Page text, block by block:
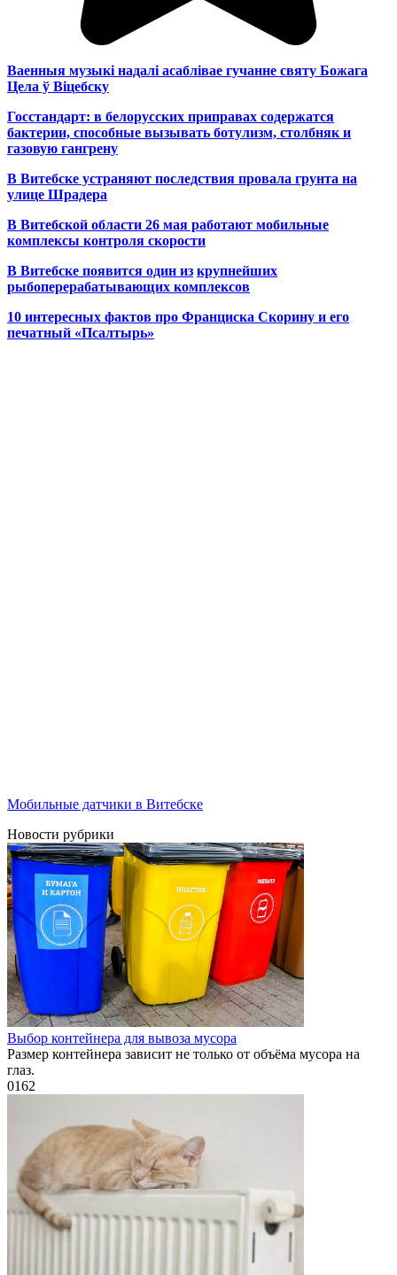
Ваенныя музыкі надалі асаблівае гучанне святу Божага
Цела ў Віцебску
Госстандарт: в белорусских приправах содержатся
бактерии, способные вызывать ботулизм, столбняк и
газовую гангрену
В Витебске устраняют последствия провала грунта на
улице Шрадера
В Витебской области 26 мая работают мобильные
комплексы контроля скорости
В Витебске появится один из крупнейших
рыбоперерабатывающих комплексов
10 интересных фактов про Франциска Скорину и его
печатный «Псалтырь»
Мобильные датчики в Витебске
Новости рубрики
Выбор контейнера для вывоза мусора
Размер контейнера зависит не только от объёма мусора на
глаз.
0162